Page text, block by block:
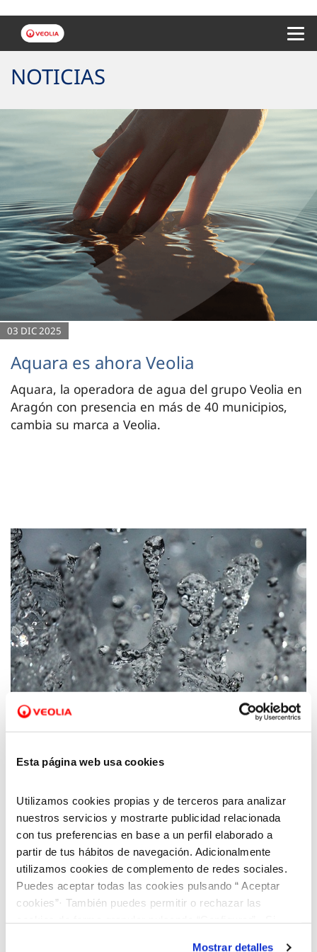
Esta página web usa cookies
Utilizamos cookies propias y de terceros para analizar
nuestros servicios y mostrarte publicidad relacionada
con tus preferencias en base a un perfil elaborado a
partir de tus hábitos de navegación. Adicionalmente
utilizamos cookies de complemento de redes sociales.
Puedes aceptar todas las cookies pulsando “ Aceptar
cookies”· También puedes permitir o rechazar las
Mostrar detalles
NOTICIAS
03 DIC 2025
Aquara es ahora Veolia
Aquara, la operadora de agua del grupo Veolia en
Aragón con presencia en más de 40 municipios,
cambia su marca a Veolia.
12 ENE 2024
informa de un corte general del servicio